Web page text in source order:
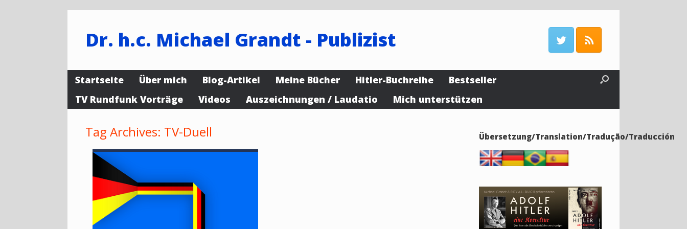
Dr. h.c. Michael Grandt - Publizist
Startseite Über mich Blog-Artikel Meine Bücher Hitler-Buchreihe
Bestseller
TV Rundfunk Vorträge
Videos Auszeichnungen / Laudatio Mich unterstützen
Tag Archives: TV-Duell Übersetzung/Translation/Tradução/Traducción